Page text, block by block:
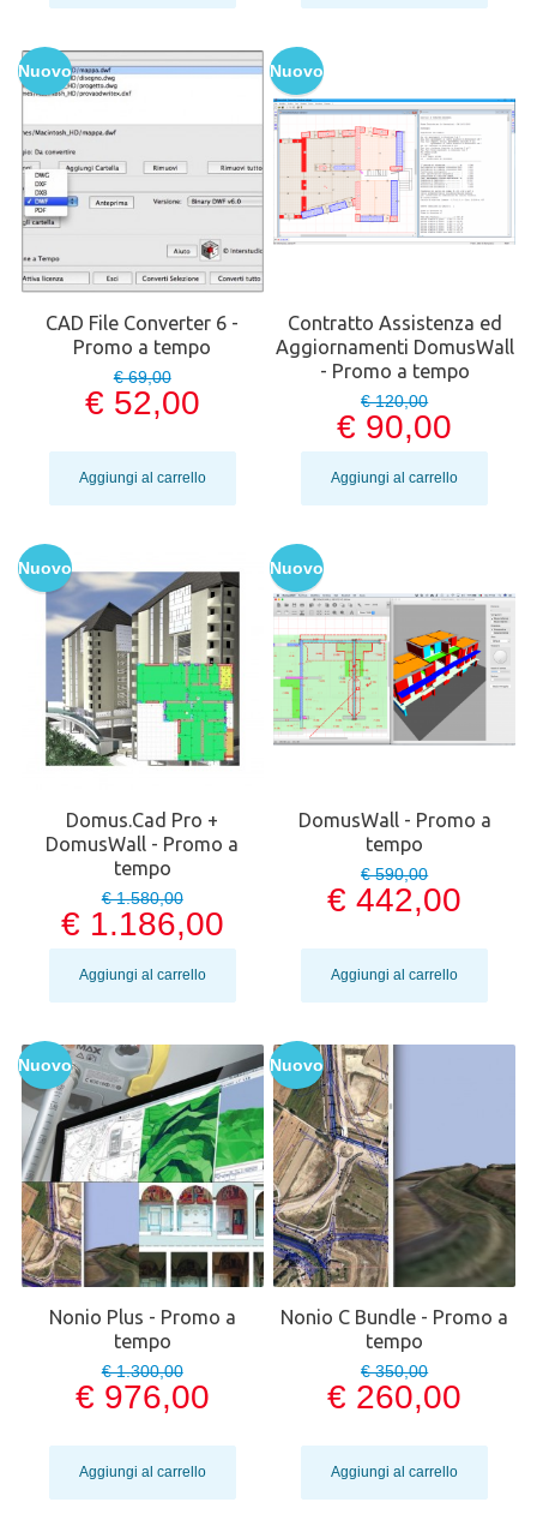
Nuovo
CAD File Converter 6 -
Promo a tempo
€ 69,00
€ 52,00
Aggiungi al carrello
Nuovo
Contratto Assistenza ed
Aggiornamenti DomusWall
- Promo a tempo
€ 120,00
€ 90,00
Aggiungi al carrello
Nuovo
Domus.Cad Pro +
DomusWall - Promo a
tempo
€ 1.580,00
€ 1.186,00
Aggiungi al carrello
Nuovo
DomusWall - Promo a
tempo
€ 590,00
€ 442,00
Aggiungi al carrello
Nuovo
Nonio Plus - Promo a
tempo
€ 1.300,00
€ 976,00
Aggiungi al carrello
Nuovo
Nonio C Bundle - Promo a
tempo
€ 350,00
€ 260,00
Aggiungi al carrello